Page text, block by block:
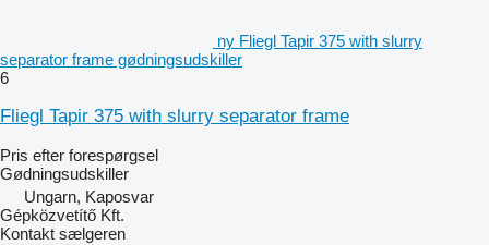
ny Fliegl Tapir 375 with slurry
separator frame gødningsudskiller
6
Fliegl Tapir 375 with slurry separator frame
Pris efter forespørgsel
Gødningsudskiller
Ungarn, Kaposvar
Gépközvetítő Kft.
Kontakt sælgeren